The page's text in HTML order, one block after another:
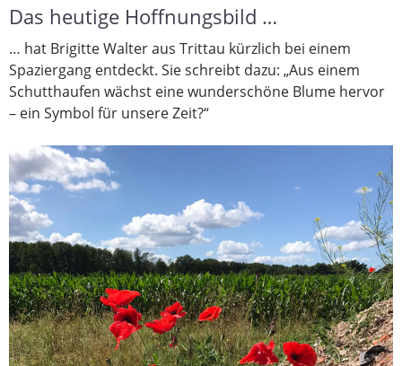
Das heutige Hoffnungsbild …
… hat Brigitte Walter aus Trittau kürzlich bei einem
Spaziergang entdeckt. Sie schreibt dazu: „Aus einem
Schutthaufen wächst eine wunderschöne Blume hervor
– ein Symbol für unsere Zeit?“